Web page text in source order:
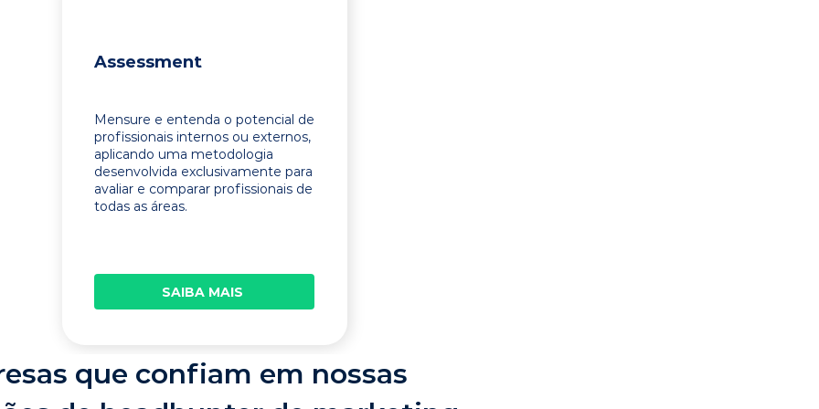
Assessment
Mensure e entenda o potencial de
profissionais internos ou externos,
aplicando uma metodologia
desenvolvida exclusivamente para
avaliar e comparar profissionais de
todas as áreas.
SAIBA MAIS
que confiam em nossas